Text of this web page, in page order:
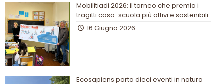
Mobilitiadi 2026: il torneo che premia i
tragitti casa-scuola più attivi e sostenibili
16 Giugno 2026
Ecosapiens porta dieci eventi in natura